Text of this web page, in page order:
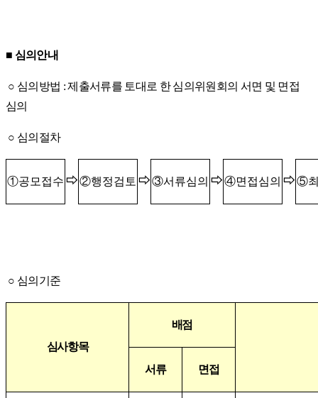
■ 심의안내
○ 심의방법 :제출서류를 토대로 한 심의위원회의 서면 및 면접
심의
○ 심의 절차
①공모접수 ⇨②행정검토 ⇨③서류심의 ⇨④면접심의 ⇨⑤
○ 심의기준
심사항목
배점
서류 면접